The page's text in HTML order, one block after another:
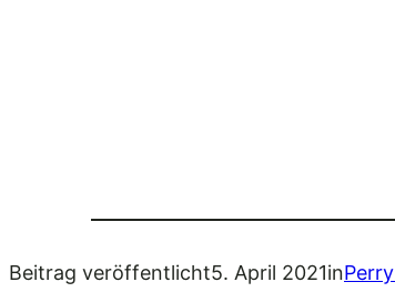
Beitrag veröffentlicht5. April 2021in